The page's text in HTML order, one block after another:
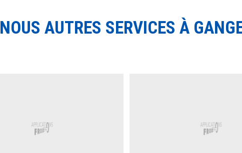
NOUS AUTRES SERVICES À